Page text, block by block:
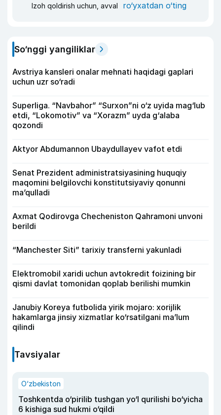
Izoh qoldirish uchun, avval ro‘yxatdan o‘ting
So‘nggi yangiliklar
Avstriya kansleri onalar mehnati haqidagi gaplari
uchun uzr so‘radi
Superliga. “Navbahor” “Surxon”ni o‘z uyida mag‘lub
etdi, “Lokomotiv” va “Xorazm” uyda g‘alaba
qozondi
Aktyor Abdu­mannon Ubaydullayev vafot etdi
Senat Prezident administratsiyasining huquqiy
maqomini belgilovchi konstitutsiyaviy qonunni
ma’qulladi
Axmat Qodirovga Checheniston Qahramoni unvoni
berildi
“Manchester Siti” tarixiy transferni yakunladi
Elektromobil xaridi uchun avtokredit foizining bir
qismi davlat tomonidan qoplab berilishi mumkin
Janubiy Koreya futbolida yirik mojaro: xorijlik
hakamlarga jinsiy xizmatlar ko‘rsatilgani ma’lum
qilindi
Tavsiyalar
O‘zbekiston
Toshkentda o‘pirilib tushgan yo‘l qurilishi bo‘yicha
6 kishiga sud hukmi o‘qildi